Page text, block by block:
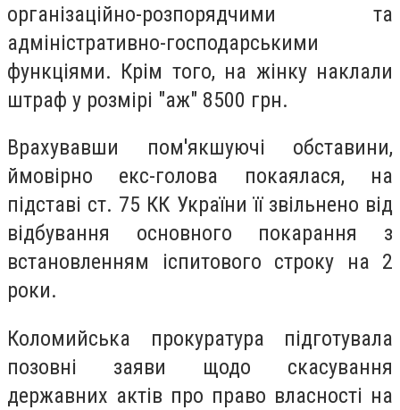
організаційно-розпорядчими та
адміністративно-господарськими
функціями. Крім того, на жінку наклали
штраф у розмірі "аж" 8500 грн.
Врахувавши пом'якшуючі обставини,
ймовірно екс-голова покаялася, на
підставі ст. 75 КК України її звільнено від
відбування основного покарання з
встановленням іспитового строку на 2
роки.
Коломийська прокуратура підготувала
позовні заяви щодо скасування
державних актів про право власності на